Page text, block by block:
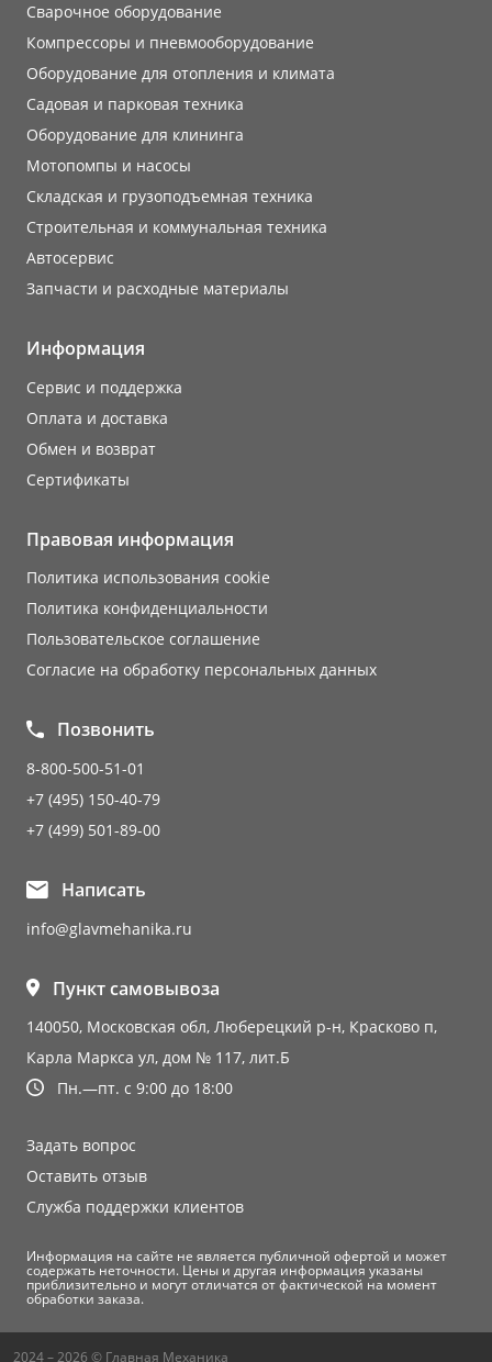
Сварочное оборудование
Компрессоры и пневмооборудование
Оборудование для отопления и климата
Садовая и парковая техника
Оборудование для клининга
Мотопомпы и насосы
Складская и грузоподъемная техника
Строительная и коммунальная техника
Автосервис
Запчасти и расходные материалы
Информация
Сервис и поддержка
Оплата и доставка
Обмен и возврат
Сертификаты
Правовая информация
Политика использования cookie
Политика конфиденциальности
Пользовательское соглашение
Согласие на обработку персональных данных
Позвонить
8-800-500-51-01
+7 (495) 150-40-79
+7 (499) 501-89-00
Написать
info@glavmehanika.ru
Пункт самовывоза
140050, Московская обл, Люберецкий р-н, Красково п,
Карла Маркса ул, дом № 117, лит.Б
Пн.—пт. с 9:00 до 18:00
Задать вопрос
Оставить отзыв
Служба поддержки клиентов
Информация на сайте не является публичной офертой и может
содержать неточности. Цены и другая информация указаны
приблизительно и могут отличатся от фактической на момент
обработки заказа.
2024 – 2026 © Главная Механика